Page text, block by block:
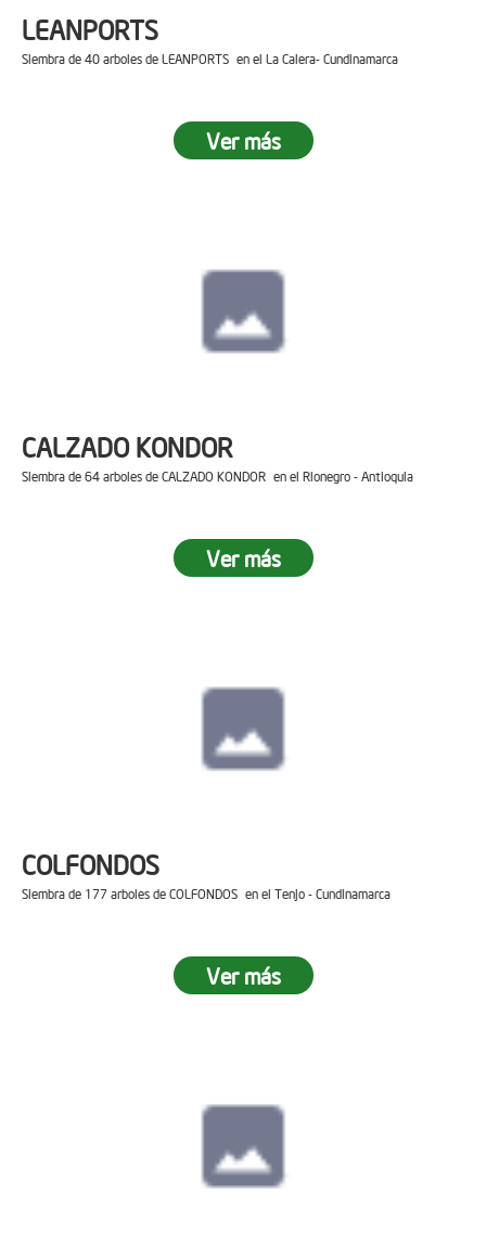
LEANPORTS
Siembra de 40 arboles de LEANPORTS en el La Calera- Cundinamarca
Ver más
CALZADO KONDOR
Siembra de 64 arboles de CALZADO KONDOR en el Rionegro - Antioquia
Ver más
COLFONDOS
Siembra de 177 arboles de COLFONDOS en el Tenjo - Cundinamarca
Ver más